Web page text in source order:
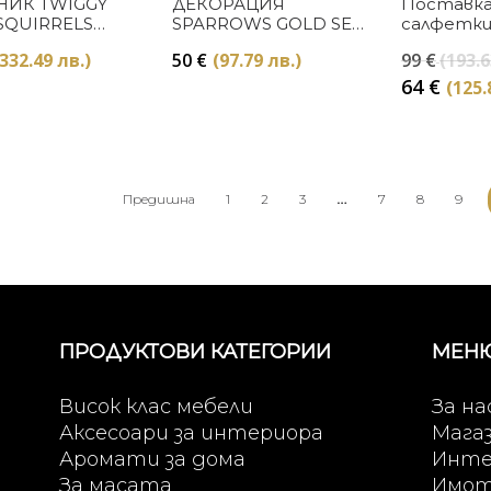
TWIGGY
лв.)
ДЕКОРАЦИЯ
SPARROWS GOLD SET
50 € (97.79 лв.) 99€
64 €
Предишна 1 2 3 … 7 8 9
ПРОДУКТОВИ КАТЕГОРИИ
Висок клас мебели
Аксесоари за интериора
Аромати за дома
За масата
За